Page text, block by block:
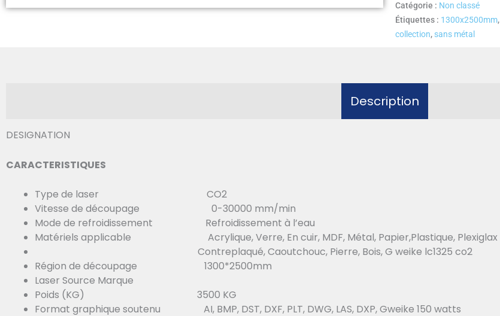
Catégorie : Non classé
Étiquettes : 1300x2500mm,
collection, sans métal
Description
DESIGNATION
CARACTERISTIQUES
Type de laser CO2
Vitesse de découpage 0-30000 mm/min
Mode de refroidissement Refroidissement à l’eau
Matériels applicable Acrylique, Verre, En cuir, MDF, Métal, Papier,Plastique, Plexiglax
Contreplaqué, Caoutchouc, Pierre, Bois, G weike lc1325 co2
Région de découpage 1300*2500mm
Laser Source Marque
Poids (KG) 3500 KG
Format graphique soutenu AI, BMP, DST, DXF, PLT, DWG, LAS, DXP, Gweike 150 watts